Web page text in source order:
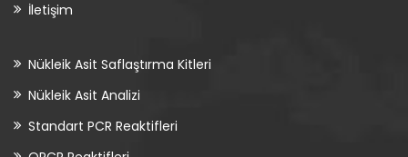
İletişim
Nükleik Asit Saflaştırma Kitleri
Nükleik Asit Analizi
Standart PCR Reaktifleri